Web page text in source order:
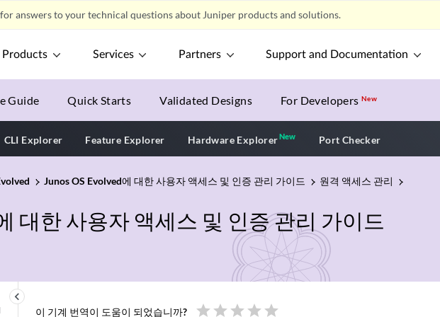
for answers to your technical questions about Juniper products and solutions.
Products Services Partners Support and Documentation
Guide Quick Starts Validated Designs For DevelopersNew
CLI Explorer Feature Explorer Hardware ExplorerNewNew application
Port Checker
Junos OS Evolved에 대한 사용자 액세스 및 인증 관리 가이드 원격 액세스 관리
대한 사용자 액세스 및 인증 관리 가이드
keyboard_arrow_left
이 기계 번역이 도움이 되었습니까? star star star star star